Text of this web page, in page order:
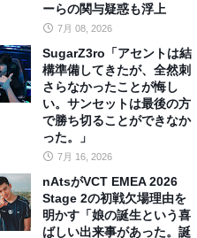
ーらの関与疑惑も浮上
7月 08, 2026
SugarZ3ro「アセントは結
構準備してきたが、全然刺
さらなかったことが悔し
い。サンセットは最後の方
で勝ち切ることができなか
った。」
7月 16, 2026
nAtsがVCT EMEA 2026
Stage 2の初戦欠場理由を
明かす「娘の誕生という喜
ばしい出来事があった。誕